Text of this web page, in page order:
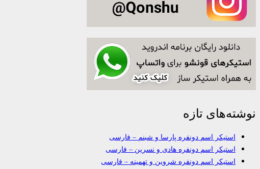
نوشته‌های تازه
استیکر اسم دونفره پارسا و شبنم – فارسی
استیکر اسم دونفره هادی و نسرین – فارسی
استیکر اسم دونفره شروین و تهمینه – فارسی